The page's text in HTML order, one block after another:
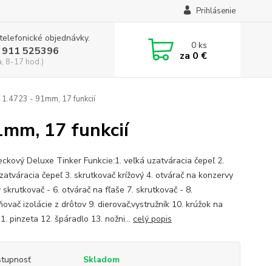
Prihlásenie
objednávky.
525396
8-17 hod.)
0ks
za 0 €
- 91mm, 17 funkcií
17 funkcií
Deluxe Tinker Funkcie:1. veľká uzatváracia čepeľ 2.
čepeľ 3. skrutkovač krížový 4. otvárač na konzervy
skrutkovač - 6. otvárač na fľaše 7. skrutkovač - 8.
izolácie z drôtov 9. dierovač,vystružník 10. krúžok na
pinzeta 12. špáradlo 13. nožni... celý popis
Skladom